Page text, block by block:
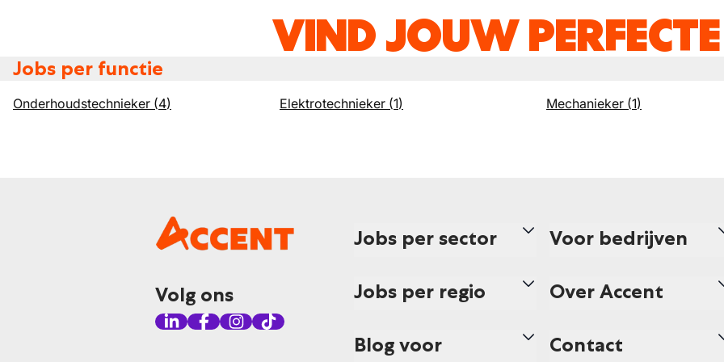
VIND JOUW
Jobs per functie
Onderhoudstechnieker (4) Elektrotechnieker (1) Mechanieker (1)
Volg ons
Jobs per sector
Jobs per regio
Blog voor
Voor bedrijven
Over Accent
Contact